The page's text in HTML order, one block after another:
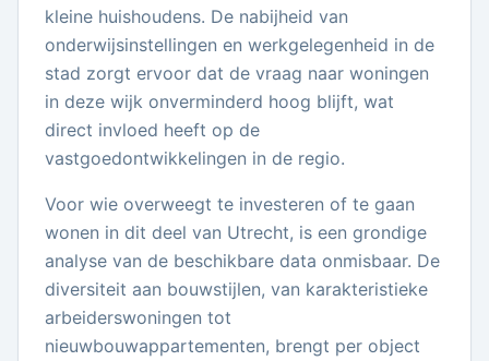
kleine huishoudens. De nabijheid van
onderwijsinstellingen en werkgelegenheid in de
stad zorgt ervoor dat de vraag naar woningen
in deze wijk onverminderd hoog blijft, wat
direct invloed heeft op de
vastgoedontwikkelingen in de regio.
Voor wie overweegt te investeren of te gaan
wonen in dit deel van Utrecht, is een grondige
analyse van de beschikbare data onmisbaar. De
diversiteit aan bouwstijlen, van karakteristieke
arbeiderswoningen tot
nieuwbouwappartementen, brengt per object